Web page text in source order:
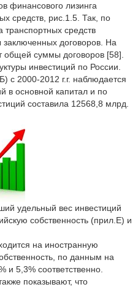
финансового лизинга
средств, рис.1.5. Так, по
транспортных средств
договоров. На
суммы договоров [58].
инвестиций по России.
с 2000-2012 г.г. наблюдается
в основной капитал и по
составила 12568,8 млрд.
удельный вес инвестиций
собственность (прил.Е) и
на иностранную
по данным на
и 5,3% соответственно.
показывают, что